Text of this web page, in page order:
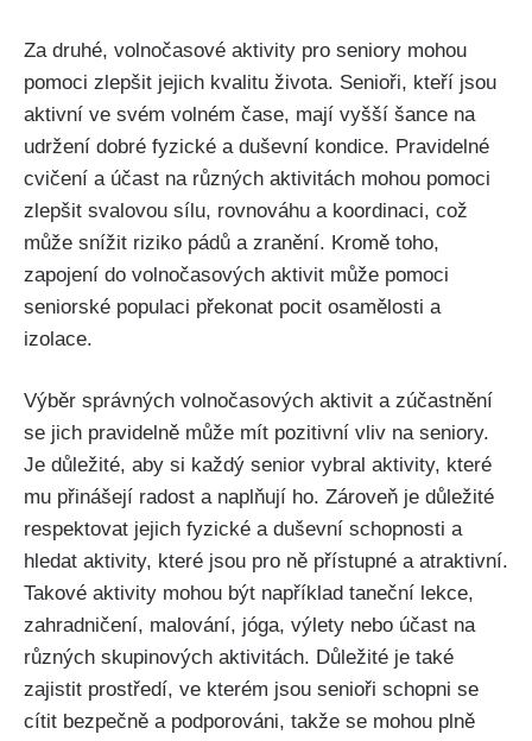
Za druhé, volnočasové aktivity pro seniory mohou
pomoci zlepšit jejich kvalitu života. Senioři, kteří jsou
aktivní ve svém volném čase, mají vyšší šance na
udržení dobré fyzické a duševní kondice. Pravidelné
cvičení a účast na různých aktivitách mohou pomoci
zlepšit svalovou sílu, rovnováhu a koordinaci, což
může snížit riziko pádů a zranění. Kromě toho,
zapojení do volnočasových aktivit může pomoci
seniorské populaci překonat pocit osamělosti a
izolace.
Výběr správných volnočasových aktivit a zúčastnění
se jich pravidelně může mít pozitivní vliv na seniory.
Je důležité, aby si každý senior vybral aktivity, které
mu přinášejí radost a naplňují ho. Zároveň je důležité
respektovat jejich fyzické a duševní schopnosti a
hledat aktivity, které jsou pro ně přístupné a atraktivní.
Takové aktivity mohou být například taneční lekce,
zahradničení, malování, jóga, výlety nebo účast na
různých skupinových aktivitách. Důležité je také
zajistit prostředí, ve kterém jsou senioři schopni se
cítit bezpečně a podporováni, takže se mohou plně